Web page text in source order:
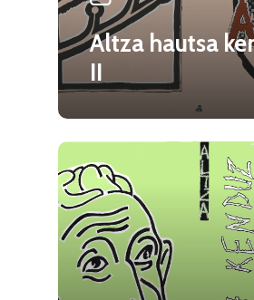
Altza hautsa
II